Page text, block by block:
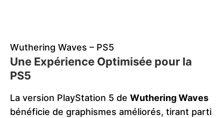
Wuthering Waves – PS5
Une Expérience Optimisée pour la
PS5
La version PlayStation 5 de Wuthering Waves
bénéficie de graphismes améliorés, tirant parti